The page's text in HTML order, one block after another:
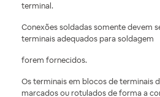
terminal.
Conexões soldadas somente devem
terminais adequados para soldagem
forem fornecidos.
Os terminais em blocos de terminais
marcados ou rotulados de forma a